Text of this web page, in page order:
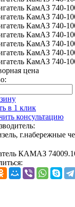
цена
в 1 клик
консультацию
г.набережные
КАМАЗ